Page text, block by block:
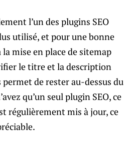
l’un des plugins SEO
utilisé, et pour une bonne
mise en place de sitemap
le titre et la description
permet de rester au-dessus du
qu’un seul plugin SEO, ce
régulièrement mis à jour, ce